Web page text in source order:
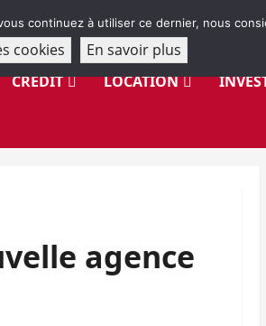
CRÉDIT LOCATION
agence
continuez à utiliser ce dernier, nous
cookies En savoir plus